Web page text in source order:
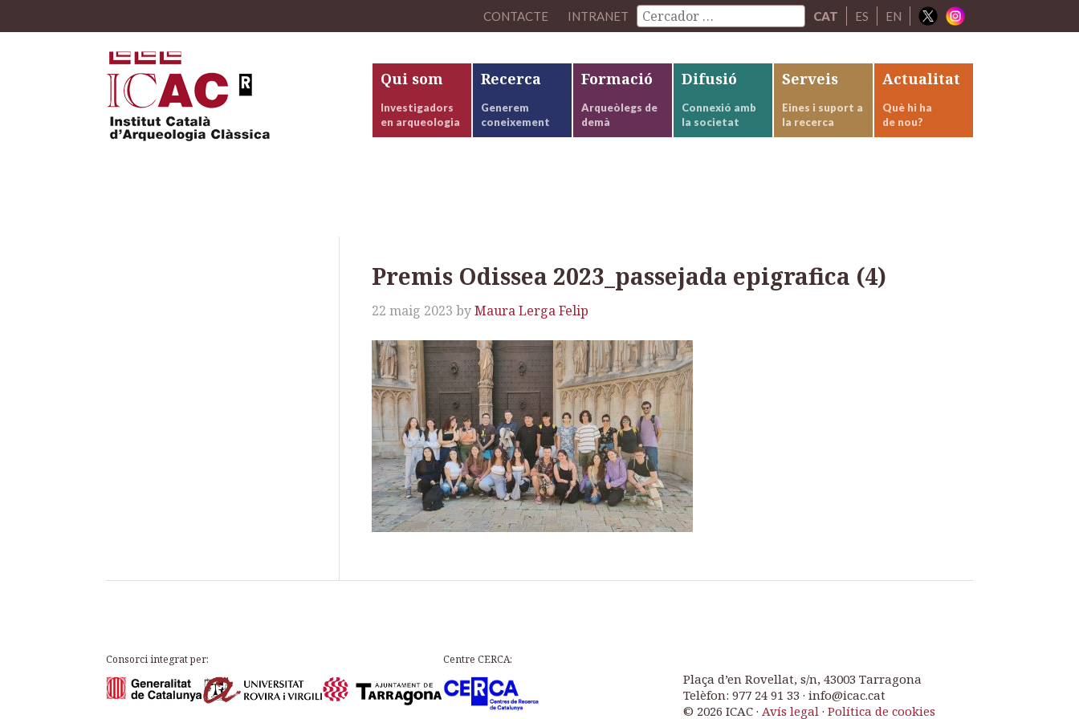
CONTACTE INTRANET CAT ES EN
Qui som
Investigadors
en arqueologia
Recerca
Generem
coneixement
Formació
Arqueòlegs de
demà
Difusió
Connexió amb
la societat
Serveis
Eines i suport a
la recerca
Actualitat
Què hi ha
de nou?
Premis Odissea 2023_passejada epigrafica (4)
22 maig 2023 byMaura Lerga Felip
Consorci integrat per: Centre CERCA:
Plaça d’en Rovellat, s/n, 43003 Tarragona
Telèfon: 977 24 91 33 · info@icac.cat
© 2026 ICAC ·Avís legal ·Política de cookies